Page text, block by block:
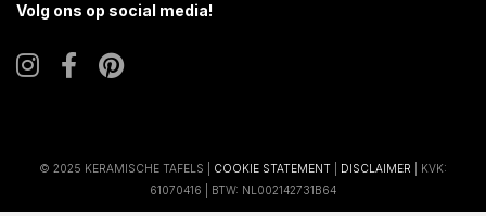
Volg ons op social media!
© 2025 KERAMISCHE TAFELS | COOKIE STATEMENT DISCLAIMER | KVK:
61070416 | BTW: NL002142731B64